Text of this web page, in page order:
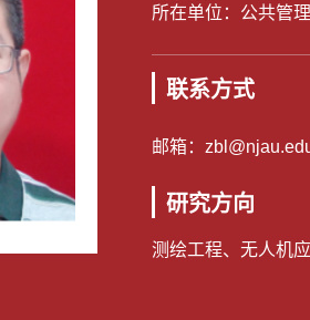
所在单位：公共管
联系方式
邮箱：
研究方向
测绘工程、无人机